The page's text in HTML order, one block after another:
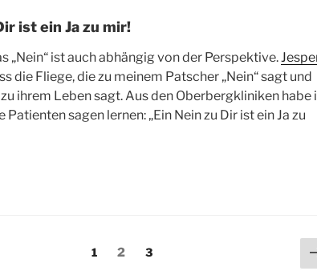
ist ein Ja zu mir!
„Nein“ ist auch abhängig von der Perspektive.
die Fliege, die zu meinem Patscher „Nein“ sagt und
zu ihrem Leben sagt. Aus den Oberbergkliniken habe
Patienten sagen lernen: „Ein Nein zu Dir ist ein Ja zu
Seite
1 Seite
2 Seite
3